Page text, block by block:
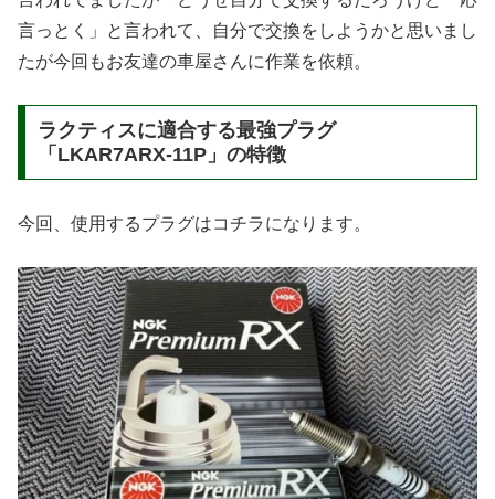
言っとく」と言われて、自分で交換をしようかと思いまし
たが今回もお友達の車屋さんに作業を依頼。
ラクティスに適合する最強プラグ
「LKAR7ARX-11P」の特徴
今回、使用するプラグはコチラになります。